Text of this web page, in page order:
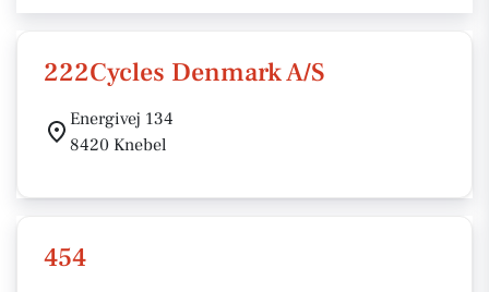
222Cycles Denmark A/S
Energivej 134
8420 Knebel
454